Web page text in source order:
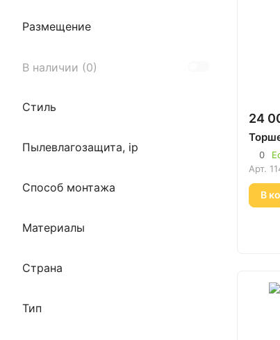
24
0
Арт.
В
Lumion (5)
Blesslight (
ST Luce (8)
Размещение
В наличии (0)
Стиль
Пылевлагозащита, ip
Способ монтажа
Материалы
Страна
Тип